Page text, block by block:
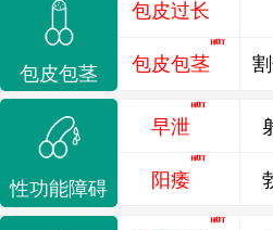
包皮包茎
包皮过长
包皮包茎
性功能障碍
早泄
阳痿